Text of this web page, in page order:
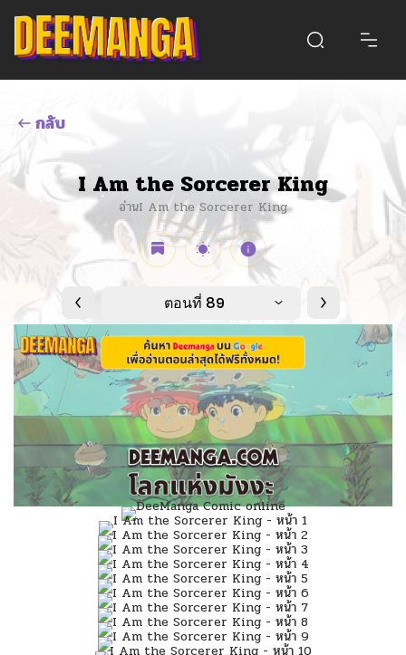
กลับ
I Am the Sorcerer King
อ่านI Am the Sorcerer King
ตอนที่ 89